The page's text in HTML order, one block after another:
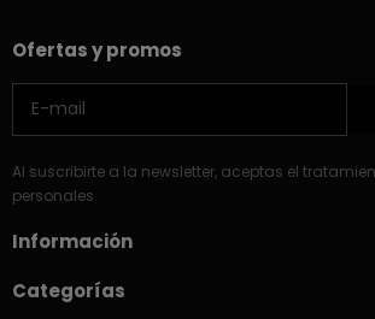
Ofertas y promos
Al suscribirte a la newsletter, aceptas el
personales
Información
Categorías